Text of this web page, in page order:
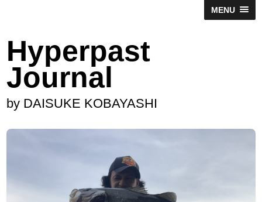
MENU
Hyperpast
Journal
by DAISUKE KOBAYASHI